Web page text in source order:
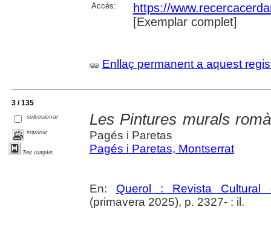
Accés:
https://
[Exemplar complet]
Enllaç permanent a aquest
3 / 135
seleccionar
imprimir
Text complet
Les Pintures murals
Pagés i Paretas
Pagés i Paretas, Montserrat
En: Querol : Revista Cultural
(primavera 2025), p. 2327- : il.